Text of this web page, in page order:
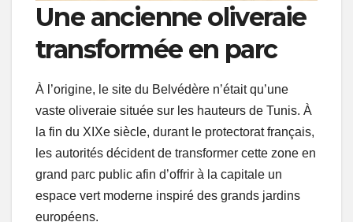
Une ancienne oliveraie
transformée en parc
À l’origine, le site du Belvédère n’était qu’une
vaste oliveraie située sur les hauteurs de Tunis. À
la fin du XIXe siècle, durant le protectorat français,
les autorités décident de transformer cette zone en
grand parc public afin d’offrir à la capitale un
espace vert moderne inspiré des grands jardins
européens.